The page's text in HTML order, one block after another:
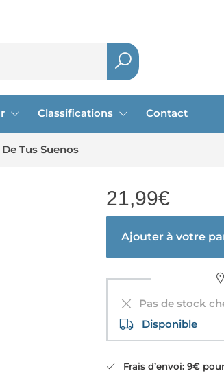
Classifications Contact
Tus Suenos
21,99€
Ajouter à votre
Pas de stock
Disponible
Frais d’envoi: 9€